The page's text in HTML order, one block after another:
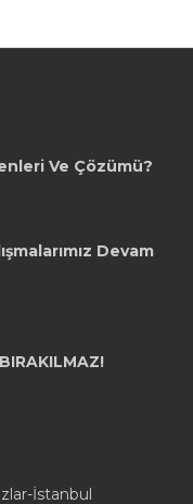
Ve Çözümü?
Devam
İstanbul